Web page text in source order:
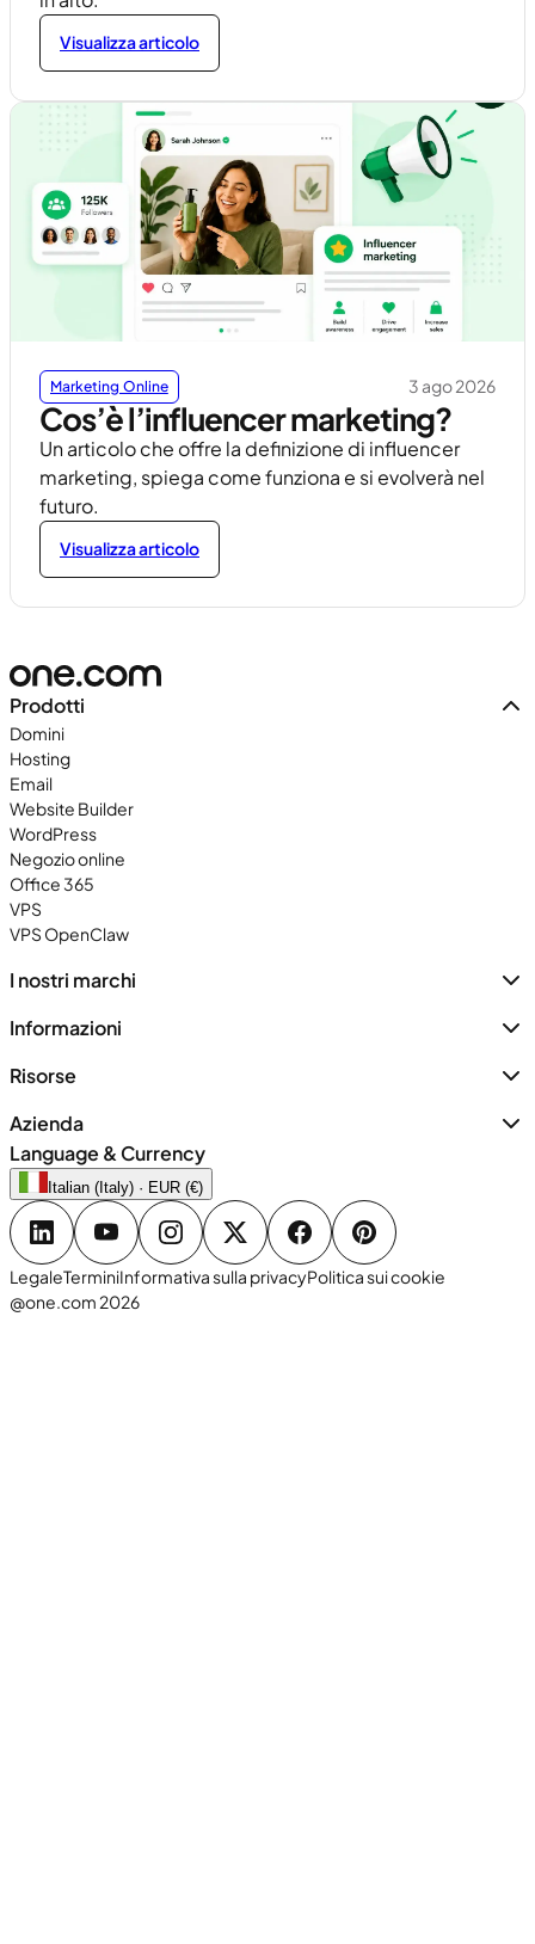
Visualizza articolo
Marketing Online 3 ago 2026
Cos’è l’influencer marketing?
Un articolo che offre la definizione di influencer
marketing, spiega come funziona e si evolverà nel
futuro.
Visualizza articolo
Prodotti
Domini
Hosting
Email
Website Builder
WordPress
Negozio online
Office 365
VPS
VPS OpenClaw
I nostri marchi
Informazioni
Risorse
Azienda
Language & Currency
Italian (Italy) · EUR (€)
LegaleTerminiInformativa sulla privacyPolitica sui cookie
@one.com 2026